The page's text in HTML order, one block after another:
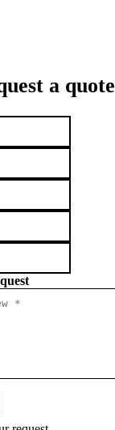
a quote